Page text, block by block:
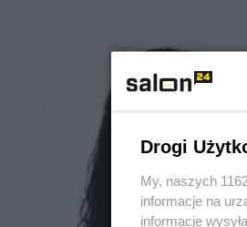
Drogi
My, naszych
informacje na
informacje